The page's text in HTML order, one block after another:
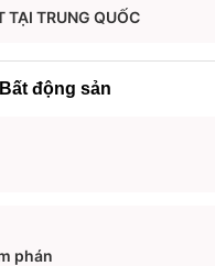
TẠI TRUNG QUỐC
động sản
phán